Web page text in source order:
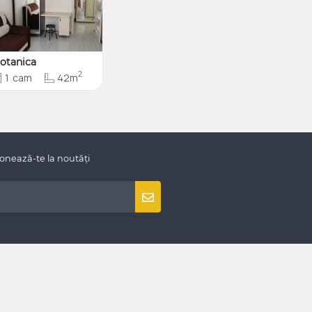
1 cam 42m2
te la noutăți